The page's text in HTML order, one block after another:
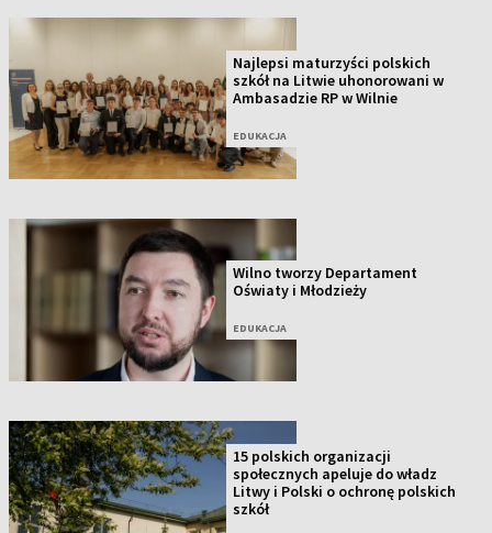
Najlepsi maturzyści polskich
szkół na Litwie uhonorowani w
Ambasadzie RP w Wilnie
EDUKACJA
Wilno tworzy Departament
Oświaty i Młodzieży
EDUKACJA
15 polskich organizacji
społecznych apeluje do władz
Litwy i Polski o ochronę polskich
szkół